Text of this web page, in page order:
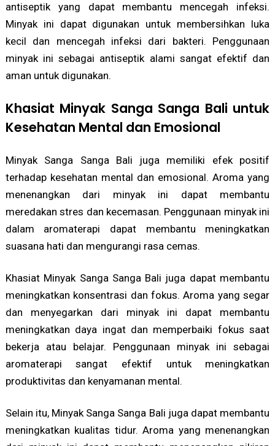
antiseptik yang dapat membantu mencegah infeksi.
Minyak ini dapat digunakan untuk membersihkan luka
kecil dan mencegah infeksi dari bakteri. Penggunaan
minyak ini sebagai antiseptik alami sangat efektif dan
aman untuk digunakan.
Khasiat Minyak Sanga Sanga Bali untuk
Kesehatan Mental dan Emosional
Minyak Sanga Sanga Bali juga memiliki efek positif
terhadap kesehatan mental dan emosional. Aroma yang
menenangkan dari minyak ini dapat membantu
meredakan stres dan kecemasan. Penggunaan minyak ini
dalam aromaterapi dapat membantu meningkatkan
suasana hati dan mengurangi rasa cemas.
Khasiat Minyak Sanga Sanga Bali juga dapat membantu
meningkatkan konsentrasi dan fokus. Aroma yang segar
dan menyegarkan dari minyak ini dapat membantu
meningkatkan daya ingat dan memperbaiki fokus saat
bekerja atau belajar. Penggunaan minyak ini sebagai
aromaterapi sangat efektif untuk meningkatkan
produktivitas dan kenyamanan mental.
Selain itu, Minyak Sanga Sanga Bali juga dapat membantu
meningkatkan kualitas tidur. Aroma yang menenangkan